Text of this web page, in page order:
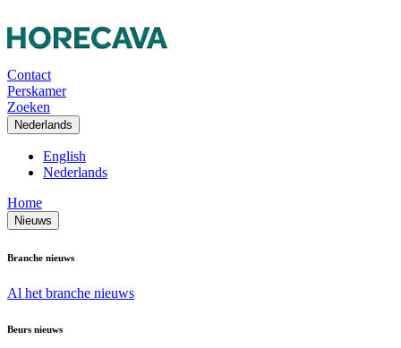
Contact
Perskamer
Zoeken
Nederlands
English
Nederlands
Home
Nieuws
Branche nieuws
Al het branche nieuws
Beurs nieuws